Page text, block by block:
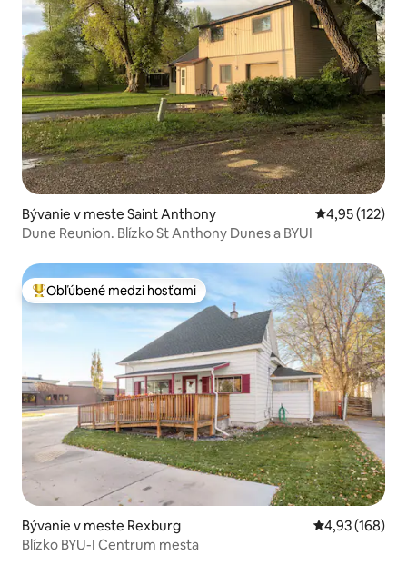
Bývanie v meste Saint Anthony Priemerné
4,95 (122)
Dune Reunion. Blízko St Anthony Dunes a BYUI
Najobľúbenejšie medzi hosťami
Obľúbené medzi hosťami
Bývanie v meste Rexburg Priemerné
4,93 (168)
Blízko BYU-I Centrum mesta